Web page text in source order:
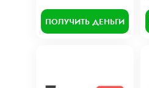
ПОЛУЧИТЬ ДЕНЬГИ